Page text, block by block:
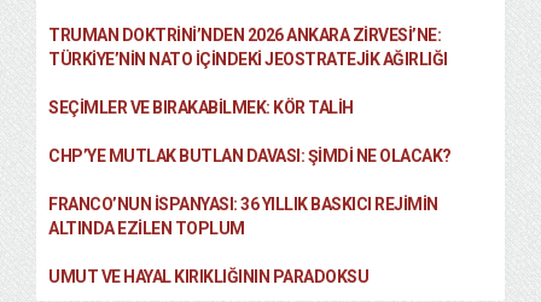
TRUMAN DOKTRINI’NDEN 2026 ANKARA ZIRVESI’NE:
TÜRKIYE’NIN NATO İÇINDEKI JEOSTRATEJIK AĞIRLIĞI
SEÇIMLER VE BIRAKABILMEK: KÖR TALIH
CHP’YE MUTLAK BUTLAN DAVASI: ŞİMDİ NE OLACAK?
FRANCO’NUN İSPANYASI: 36 YILLIK BASKICI REJIMIN
ALTINDA EZILEN TOPLUM
UMUT VE HAYAL KIRIKLIĞININ PARADOKSU